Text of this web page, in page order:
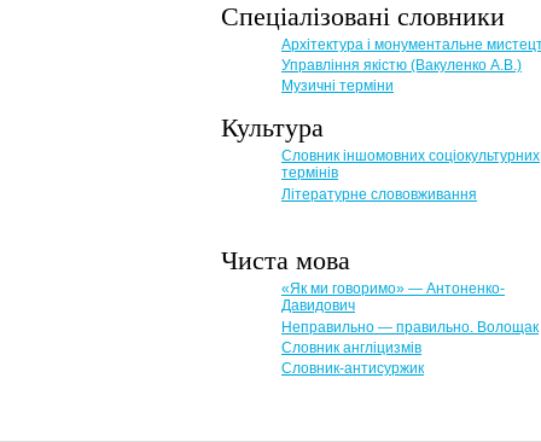
Спеціалізовані словники
Архітектура і монументальне
Управління якістю (Вакуленко А.В.)
Музичні терміни
Культура
Словник іншомовних соціокультурних
термінів
Літературне слововживання
Чиста мова
«Як ми говоримо» — Антоненко-
Давидович
Неправильно — правильно. Волощак
Словник англіцизмів
Словник-антисуржик